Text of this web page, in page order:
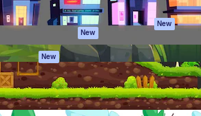
Stockcontent
MCP voor
New
Agenten New
API
Mobiele app
Alle Magnific-tools
Privacybeleid
Originelen New
Vertrouwenscentrum
Partners
Onderneming